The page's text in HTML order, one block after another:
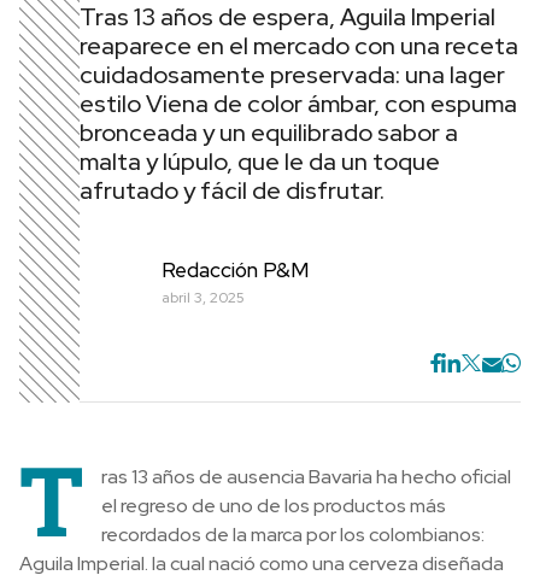
Tras 13 años de espera, Aguila Imperial
reaparece en el mercado con una receta
cuidadosamente preservada: una lager
estilo Viena de color ámbar, con espuma
bronceada y un equilibrado sabor a
malta y lúpulo, que le da un toque
afrutado y fácil de disfrutar.
Redacción P&M
abril 3, 2025
T
ras 13 años de ausencia Bavaria ha hecho oficial
el regreso de uno de los productos más
recordados de la marca por los colombianos:
Aguila Imperial. la cual nació como una cerveza diseñada